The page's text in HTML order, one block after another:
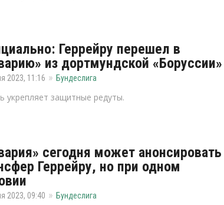
Геррейру перешел в
из дортмундской «Боруссии»
2023, 11:16 Бундеслига
укрепляет защитные редуты.
сегодня может анонсировать
Геррейру, но при одном
2023, 09:40 Бундеслига